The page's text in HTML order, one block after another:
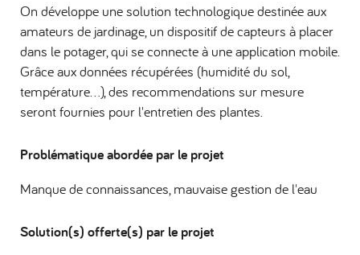
On développe une solution technologique destinée aux
amateurs de jardinage, un dispositif de capteurs à placer
dans le potager, qui se connecte à une application mobile.
Grâce aux données récupérées (humidité du sol,
température...), des recommendations sur mesure
seront fournies pour l'entretien des plantes.
Problématique abordée par le projet
Manque de connaissances, mauvaise gestion de l'eau
Solution(s) offerte(s) par le projet